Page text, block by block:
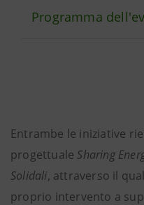
Programma
Entrambe le iniziative
progettuale Sharing
Solidali, attraverso il
proprio intervento a